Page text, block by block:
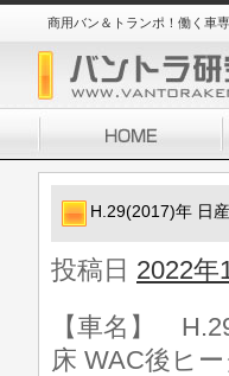
商用バン＆トランポ！働く車専
H.29(2017)年 日
投稿日 2022年
【車名】
床 WAC後ヒ